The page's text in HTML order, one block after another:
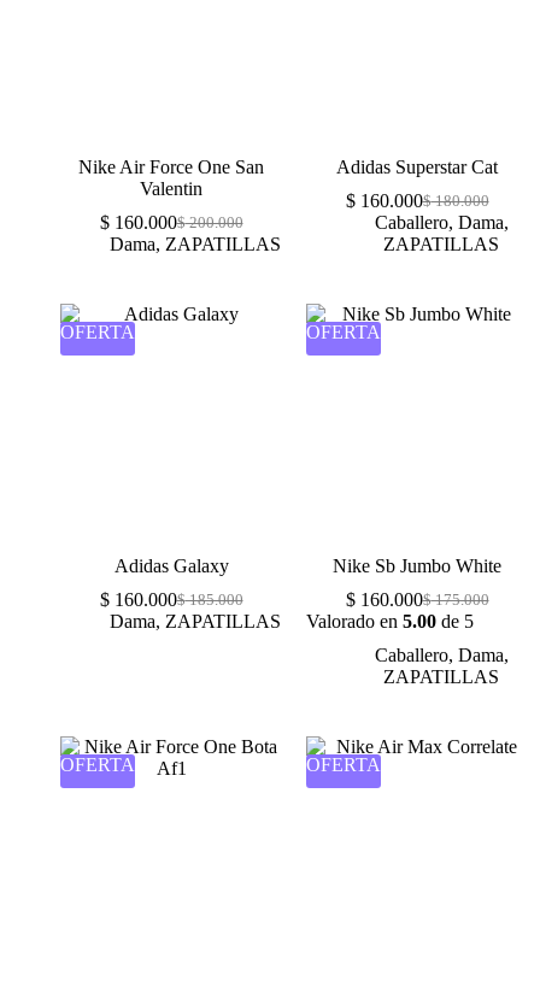
Nike Air Force One San
Valentin
$200.000
$160.000
Dama, ZAPATILLAS
Adidas Superstar Cat
$180.000
$160.000
Caballero, Dama,
ZAPATILLAS
OFERTA
Adidas Galaxy
$185.000
$160.000
Dama, ZAPATILLAS
OFERTA
Nike Sb Jumbo White
$175.000
$160.000
Valorado en 5.00 de 5
Caballero, Dama,
ZAPATILLAS
OFERTA OFERTA